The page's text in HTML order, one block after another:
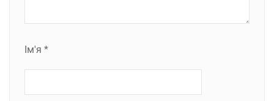
Ім'я *